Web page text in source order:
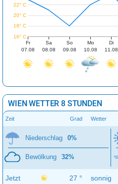
Fr
07.08
Sa
08.08
So
09.08
Mo
10.08
Di
11.08
16° C
18° C
20° C
22° C
WIEN WETTER 8 STUNDEN
Zeit Grad Wetter
Niederschlag 0%
Bewölkung 32%
Jetzt 27 ° sonnig